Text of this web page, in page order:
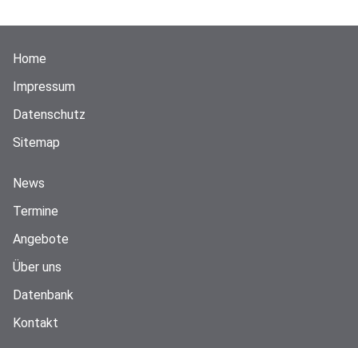
Home
Impressum
Datenschutz
Sitemap
News
Termine
Angebote
Über uns
Datenbank
Kontakt